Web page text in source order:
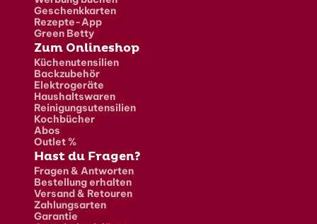
Geschenkkarten
Rezepte-App
Green Betty
Zum Onlineshop
Küchenutensilien
Backzubehör
Elektrogeräte
Haushaltswaren
Reinigungsutensilien
Kochbücher
Abos
Outlet %
Hast du Fragen?
Fragen & Antworten
Bestellung erhalten
Versand & Retouren
Zahlungsarten
Garantie